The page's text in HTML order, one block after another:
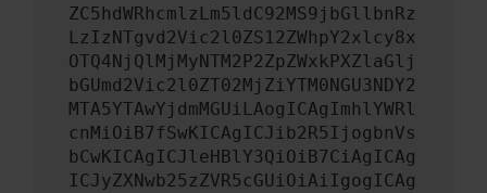
ZC5hdWRhcmlzLm5ldC92MS9jbGllbnRz
LzIzNTgvd2Vic2l0ZS12ZWhpY2xlcy8x
OTQ4NjQlMjMyNTM2P2ZpZWxkPXZlaGlj
bGUmd2Vic2l0ZT02MjZiYTM0NGU3NDY2
MTA5YTAwYjdmMGUiLAogICAgImhlYWRl
cnMiOiB7fSwKICAgICJib2R5IjogbnVs
bCwKICAgICJleHBlY3QiOiB7CiAgICAg
ICJyZXNwb25zZVR5cGUiOiAiIgogICAg